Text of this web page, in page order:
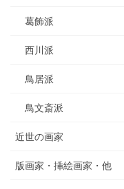
葛飾派
西川派
鳥居派
鳥文斎派
近世の画家
版画家・挿絵画家・他